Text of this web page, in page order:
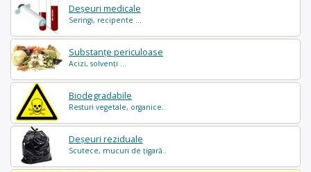
Deșeuri medicale
Seringi, recipente ...
Substanțe periculoase
Acizi, solvenți ...
Biodegradabile
Resturi vegetale, organice..
Deșeuri reziduale
Scutece, mucuri de țigară..